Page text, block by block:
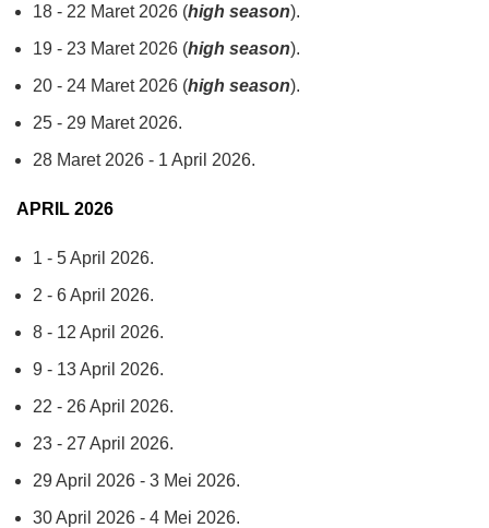
18 - 22 Maret 2026 (high season).
19 - 23 Maret 2026 (high season).
20 - 24 Maret 2026 (high season).
25 - 29 Maret 2026.
28 Maret 2026 - 1 April 2026.
APRIL 2026
1 - 5 April 2026.
2 - 6 April 2026.
8 - 12 April 2026.
9 - 13 April 2026.
22 - 26 April 2026.
23 - 27 April 2026.
29 April 2026 - 3 Mei 2026.
30 April 2026 - 4 Mei 2026.